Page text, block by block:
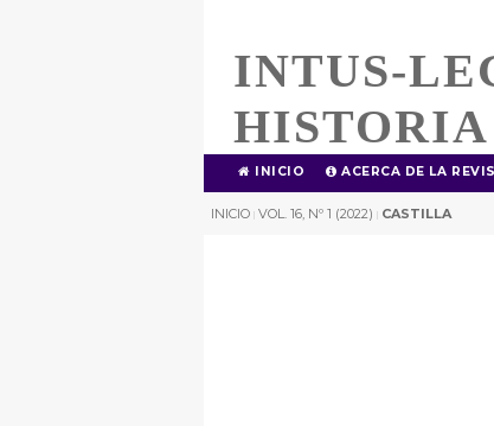
INTUS-
HISTORIA
INICIO ACERCA DE LA
INICIO | VOL. 16, Nº 1 (2022) | CASTILLA